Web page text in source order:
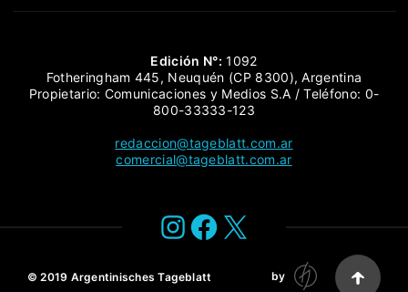
Edición N°: 1092
Fotheringham 445, Neuquén (CP 8300), Argentina
Propietario: Comunicaciones y Medios S.A / Teléfono: 0-
800-33333-123
redaccion@tageblatt.com.ar
comercial@tageblatt.com.ar
Instagram
Facebook
X
© 2019 Argentinisches Tageblatt by